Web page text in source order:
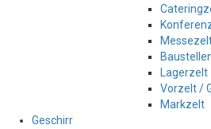
Lagerzelt
Vorzelt /
Markzelt
Geschirr